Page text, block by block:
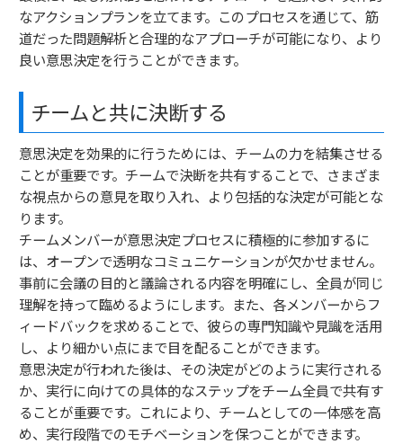
なアクションプランを立てます。このプロセスを通じて、筋
道だった問題解析と合理的なアプローチが可能になり、より
良い意思決定を行うことができます。
チームと共に決断する
意思決定を効果的に行うためには、チームの力を結集させる
ことが重要です。チームで決断を共有することで、さまざま
な視点からの意見を取り入れ、より包括的な決定が可能とな
ります。
チームメンバーが意思決定プロセスに積極的に参加するに
は、オープンで透明なコミュニケーションが欠かせません。
事前に会議の目的と議論される内容を明確にし、全員が同じ
理解を持って臨めるようにします。また、各メンバーからフ
ィードバックを求めることで、彼らの専門知識や見識を活用
し、より細かい点にまで目を配ることができます。
意思決定が行われた後は、その決定がどのように実行される
か、実行に向けての具体的なステップをチーム全員で共有す
ることが重要です。これにより、チームとしての一体感を高
め、実行段階でのモチベーションを保つことができます。